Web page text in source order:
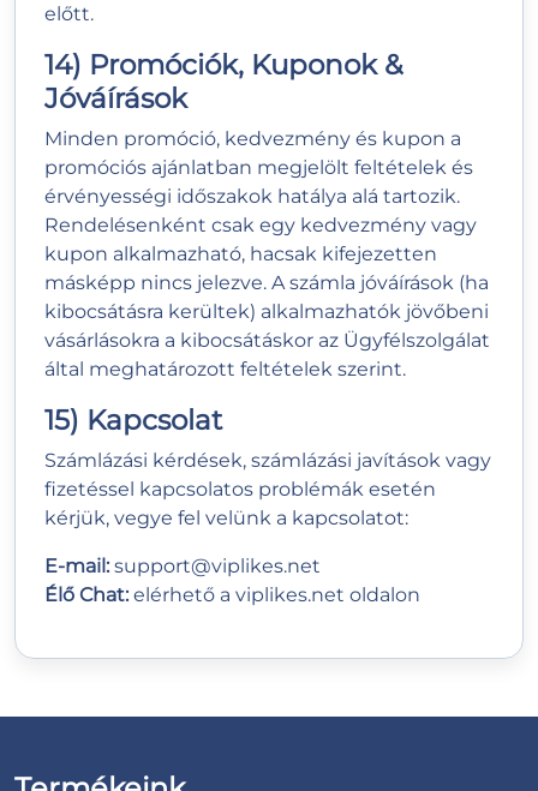
előtt.
14) Promóciók, Kuponok &
Jóváírások
Minden promóció, kedvezmény és kupon a
promóciós ajánlatban megjelölt feltételek és
érvényességi időszakok hatálya alá tartozik.
Rendelésenként csak egy kedvezmény vagy
kupon alkalmazható, hacsak kifejezetten
másképp nincs jelezve. A számla jóváírások (ha
kibocsátásra kerültek) alkalmazhatók jövőbeni
vásárlásokra a kibocsátáskor az Ügyfélszolgálat
által meghatározott feltételek szerint.
15) Kapcsolat
Számlázási kérdések, számlázási javítások vagy
fizetéssel kapcsolatos problémák esetén
kérjük, vegye fel velünk a kapcsolatot:
E-mail: support@viplikes.net
Élő Chat: elérhető a viplikes.net oldalon